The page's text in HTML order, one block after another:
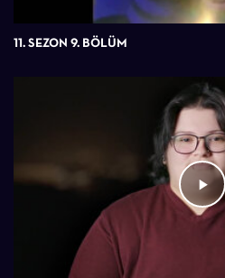
11. SEZON 9. BÖLÜM